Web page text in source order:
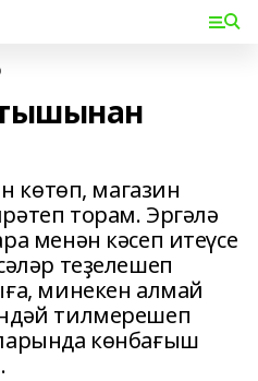
көтөп, магазин
торам. Эргәлә
менән кәсеп итеүсе
теҙелешеп
минекен алмай
тилмерешеп
көнбағыш